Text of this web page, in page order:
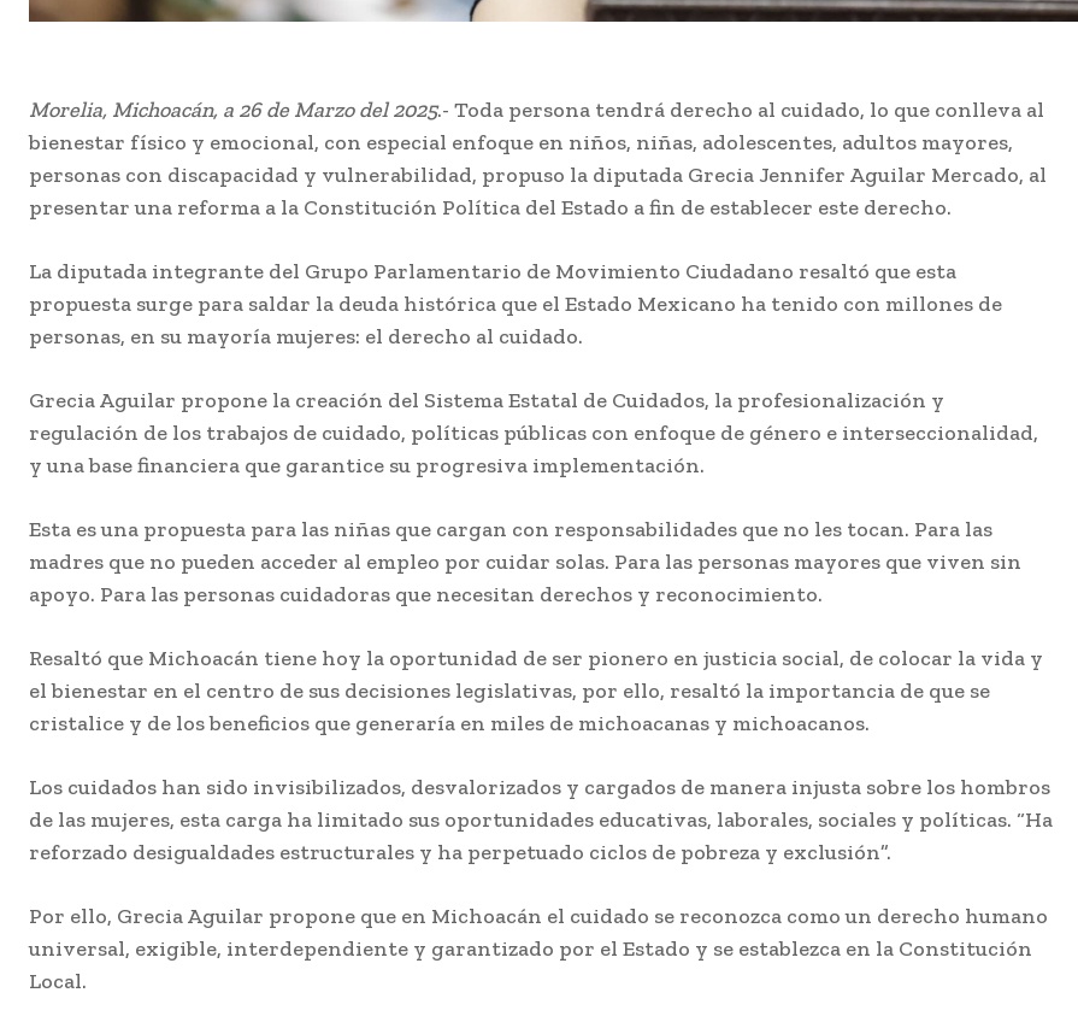
Morelia, Michoacán, a 26 de Marzo del 2025.- Toda persona tendrá derecho al cuidado, lo que conlleva al
bienestar físico y emocional, con especial enfoque en niños, niñas, adolescentes, adultos mayores,
personas con discapacidad y vulnerabilidad, propuso la diputada Grecia Jennifer Aguilar Mercado, al
presentar una reforma a la Constitución Política del Estado a fin de establecer este derecho.
La diputada integrante del Grupo Parlamentario de Movimiento Ciudadano resaltó que esta
propuesta surge para saldar la deuda histórica que el Estado Mexicano ha tenido con millones de
personas, en su mayoría mujeres: el derecho al cuidado.
Grecia Aguilar propone la creación del Sistema Estatal de Cuidados, la profesionalización y
regulación de los trabajos de cuidado, políticas públicas con enfoque de género e interseccionalidad,
y una base financiera que garantice su progresiva implementación.
Esta es una propuesta para las niñas que cargan con responsabilidades que no les tocan. Para las
madres que no pueden acceder al empleo por cuidar solas. Para las personas mayores que viven sin
apoyo. Para las personas cuidadoras que necesitan derechos y reconocimiento.
Resaltó que Michoacán tiene hoy la oportunidad de ser pionero en justicia social, de colocar la vida y
el bienestar en el centro de sus decisiones legislativas, por ello, resaltó la importancia de que se
cristalice y de los beneficios que generaría en miles de michoacanas y michoacanos.
Los cuidados han sido invisibilizados, desvalorizados y cargados de manera injusta sobre los hombros
de las mujeres, esta carga ha limitado sus oportunidades educativas, laborales, sociales y políticas. “Ha
reforzado desigualdades estructurales y ha perpetuado ciclos de pobreza y exclusión”.
Por ello, Grecia Aguilar propone que en Michoacán el cuidado se reconozca como un derecho humano
universal, exigible, interdependiente y garantizado por el Estado y se establezca en la Constitución
Local.